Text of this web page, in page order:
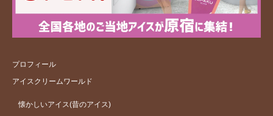
プロフィール
アイスクリームワールド
懐かしいアイス(昔のアイス)